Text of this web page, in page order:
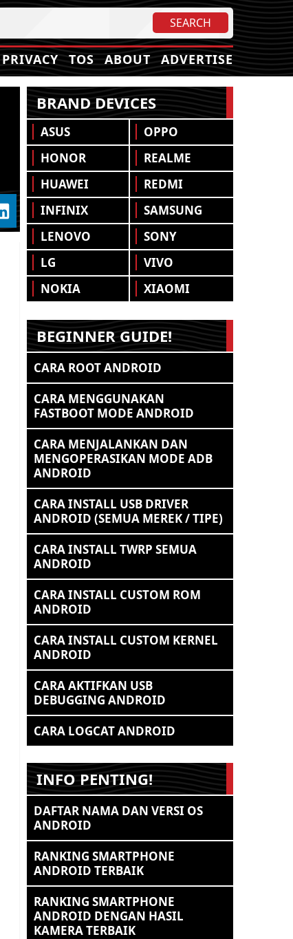
PRIVACY TOS ABOUT ADVERTISE
BRAND DEVICES
ASUS
HONOR
HUAWEI
INFINIX
LENOVO
LG
NOKIA
OPPO
REALME
REDMI
SAMSUNG
SONY
VIVO
XIAOMI
BEGINNER GUIDE!
CARA ROOT ANDROID
CARA MENGGUNAKAN
FASTBOOT MODE ANDROID
CARA MENJALANKAN DAN
MENGOPERASIKAN MODE ADB
ANDROID
CARA INSTALL USB DRIVER
ANDROID (SEMUA MEREK / TIPE)
CARA INSTALL TWRP SEMUA
ANDROID
CARA INSTALL CUSTOM ROM
ANDROID
CARA INSTALL CUSTOM KERNEL
ANDROID
CARA AKTIFKAN USB
DEBUGGING ANDROID
CARA LOGCAT ANDROID
INFO PENTING!
DAFTAR NAMA DAN VERSI OS
ANDROID
RANKING SMARTPHONE
ANDROID TERBAIK
RANKING SMARTPHONE
ANDROID DENGAN HASIL
KAMERA TERBAIK